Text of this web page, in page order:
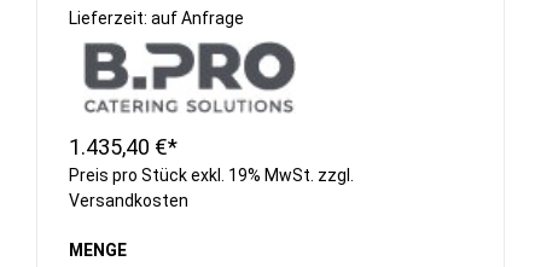
Lieferzeit: auf Anfrage
1.435,40 €*
Preis pro Stück exkl. 19% MwSt. zzgl.
Versandkosten
MENGE